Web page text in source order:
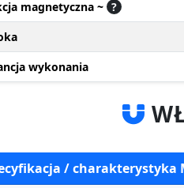
magnetyczna ~ ?
wykonania
/ charakterystyka